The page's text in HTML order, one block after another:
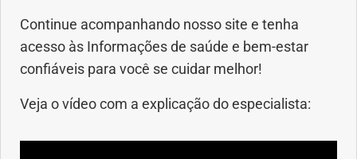
Continue acompanhando nosso site e tenha
acesso às Informações de saúde e bem-estar
confiáveis para você se cuidar melhor!
Veja o vídeo com a explicação do especialista: